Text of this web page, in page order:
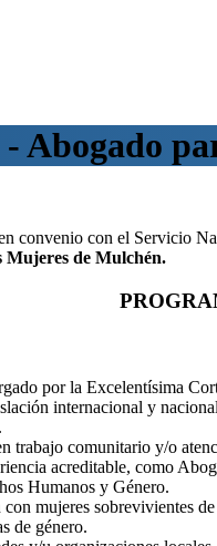
Abogado
convenio con el Servicio
Mujeres de Mulchén.
por la Excelentísima
internacional y
trabajo comunitario y/o
acreditable, como
Humanos y Género.
mujeres sobrevivientes
de género.